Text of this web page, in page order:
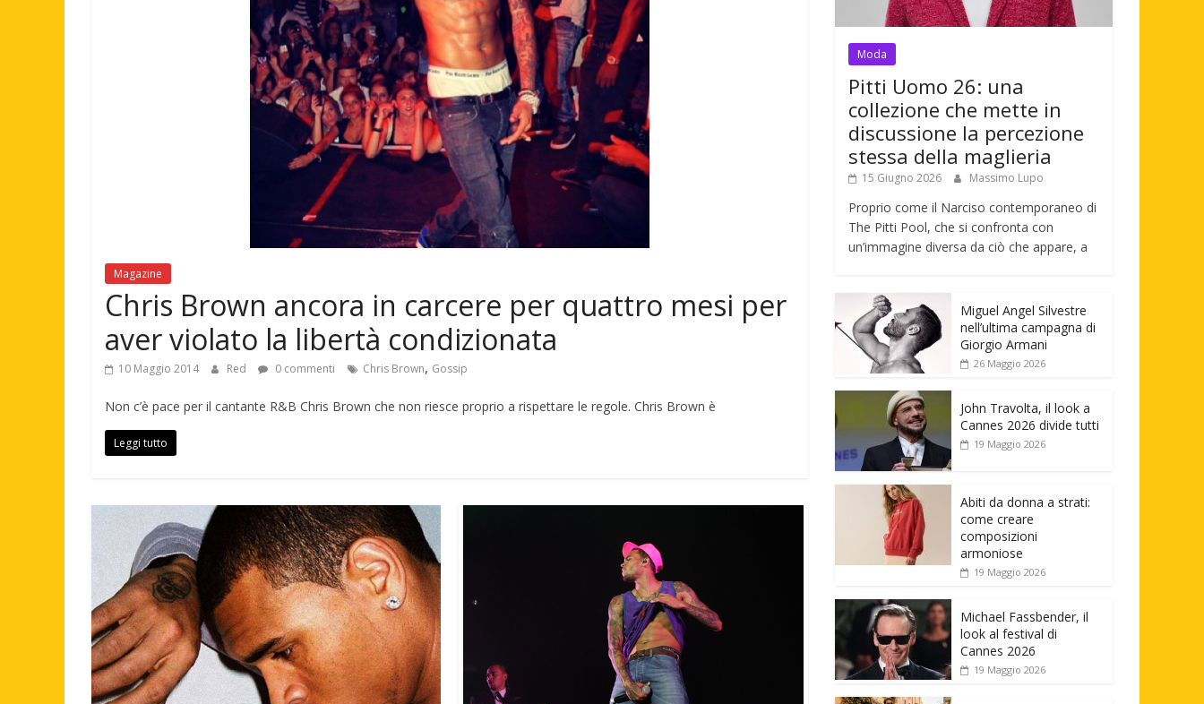
Magazine
Chris Brown ancora in carcere per quattro mesi per
aver violato la libertà condizionata
10 Maggio 2014 Red 0 commenti Chris Brown, Gossip
Non c’è pace per il cantante R&B Chris Brown che non riesce proprio a rispettare le regole. Chris Brown è
Leggi tutto
Moda
Pitti Uomo 26: una
collezione che mette in
discussione la percezione
stessa della maglieria
15 Giugno 2026 Massimo Lupo
Proprio come il Narciso contemporaneo di
The Pitti Pool, che si confronta con
un’immagine diversa da ciò che appare, a
Miguel Angel Silvestre
nell’ultima campagna di
Giorgio Armani
26 Maggio 2026
John Travolta, il look a
Cannes 2026 divide tutti
19 Maggio 2026
Abiti da donna a strati:
come creare
composizioni
armoniose
19 Maggio 2026
Michael Fassbender, il
look al festival di
Cannes 2026
19 Maggio 2026